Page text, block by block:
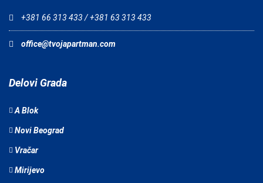
+381 66 313 433 / +381 63 313 433
office@tvojapartman.com
Delovi Grada
A Blok
Novi Beograd
Vračar
Mirijevo